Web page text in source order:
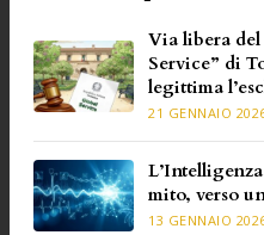
Via libera del
Service” di
legittima
requisiti
21 GENNAIO
mito, verso
13 GENNAIO